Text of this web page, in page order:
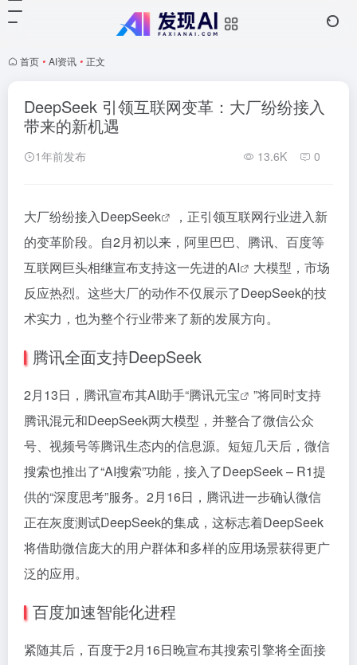
首页 • AI资讯 • 正文
DeepSeek 引领互联网变革：大厂纷纷接入
带来的新机遇
1年前发布 13.6K 0
大厂纷纷接入DeepSeek
，正引领互联网行业进入新
的变革阶段。自2月初以来，阿里巴巴、腾讯、百度等
互联网巨头相继宣布支持这一先进的AI
大模型，市场
反应热烈。这些大厂的动作不仅展示了DeepSeek的技
术实力，也为整个行业带来了新的发展方向。
腾讯全面支持DeepSeek
2月13日，腾讯宣布其AI助手“腾讯元宝
”将同时支持
腾讯混元和DeepSeek两大模型，并整合了微信公众
号、视频号等腾讯生态内的信息源。短短几天后，微信
搜索也推出了“AI搜索”功能，接入了DeepSeek – R1提
供的“深度思考”服务。2月16日，腾讯进一步确认微信
正在灰度测试DeepSeek的集成，这标志着DeepSeek
将借助微信庞大的用户群体和多样的应用场景获得更广
泛的应用。
百度加速智能化进程
紧随其后，百度于2月16日晚宣布其搜索引擎将全面接